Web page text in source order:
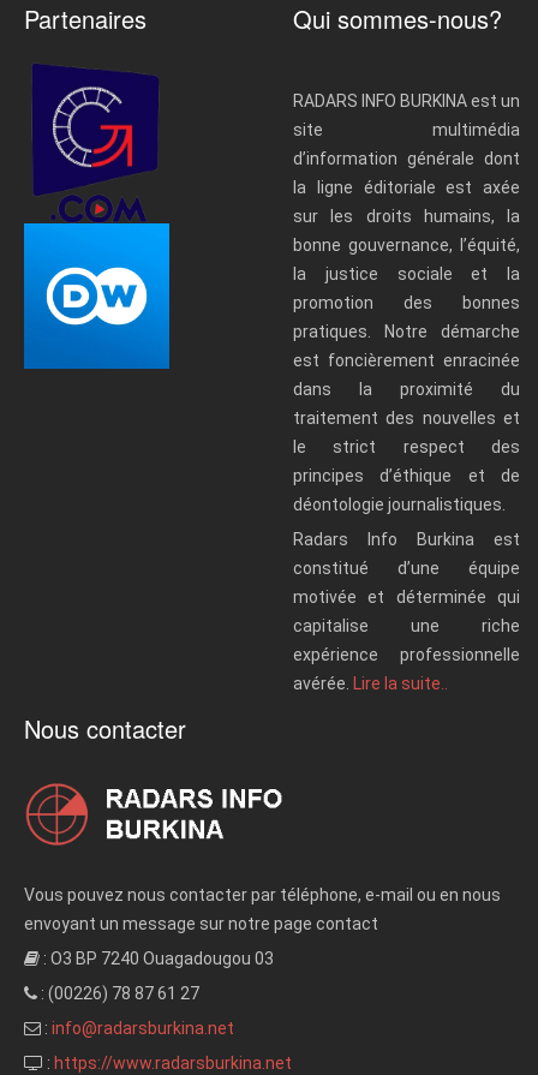
Partenaires Qui sommes-nous?
RADARS INFO BURKINA est un
site multimédia
d’information générale dont
la ligne éditoriale est axée
sur les droits humains, la
bonne gouvernance, l’équité,
la justice sociale et la
promotion des bonnes
pratiques. Notre démarche
est foncièrement enracinée
dans la proximité du
traitement des nouvelles et
le strict respect des
principes d’éthique et de
déontologie journalistiques.
Radars Info Burkina est
constitué d’une équipe
motivée et déterminée qui
capitalise une riche
expérience professionnelle
avérée.
Lire la suite..
Nous contacter
Vous pouvez nous contacter par téléphone, e-mail ou en nous
envoyant un message sur notre page contact
: O3 BP 7240 Ouagadougou 03
: (00226) 78 87 61 27
: info@radarsburkina.net
: https://www.radarsburkina.net